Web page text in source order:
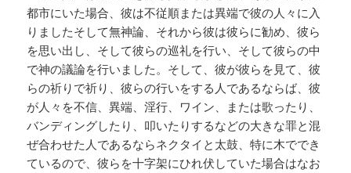
都市にいた場合、彼は不従順または異端で彼の人々に入
りましたそして無神論、それから彼は彼らに勧め、彼ら
を思い出し、そして彼らの巡礼を行い、そして彼らの中
で神の議論を行いました。そして、彼が彼らを見て、彼
らの祈りで祈り、彼らの行いをする人であるならば、彼
が人々を不信、異端、淫行、ワイン、または歌ったり、
バンディングしたり、叩いたりするなどの大きな罪と混
ぜ合わせた人であるならネクタイと太鼓、特に木ででき
ているので、彼らを十字架にひれ伏していた場合はなお